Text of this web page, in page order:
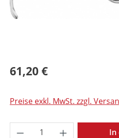
61,20 €
Preise exkl. MwSt. zzgl.
Produkt Anzahl: In